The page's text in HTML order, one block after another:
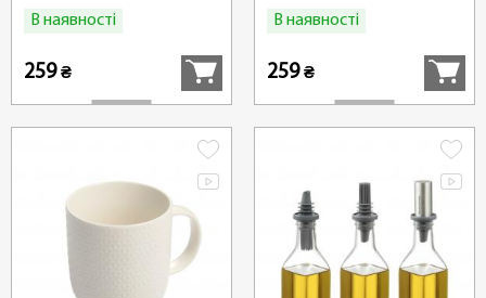
В наявності
259₴
В наявності
259₴